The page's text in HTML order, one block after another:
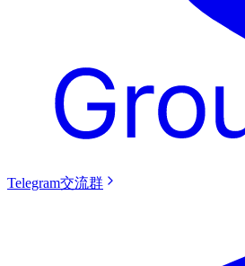
Telegram交流群